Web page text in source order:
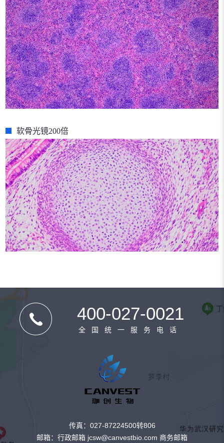
软骨光镜200倍
400-027-0021
全国统一服务电话
传真：027-87224500转806
邮箱：行政邮箱 jcsw@canvestbio.com 商务邮箱